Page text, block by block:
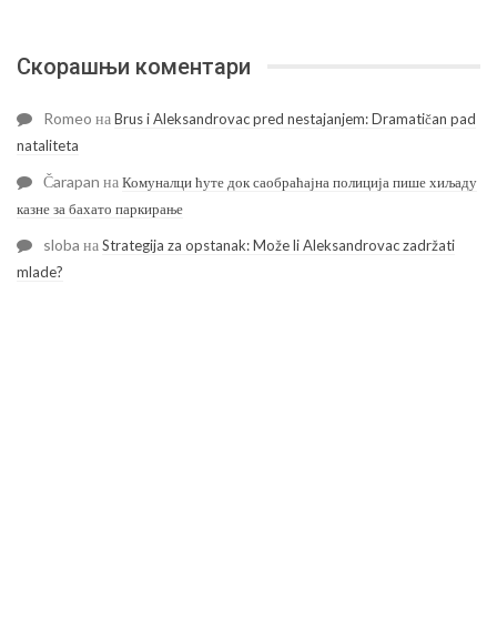
Скорашњи коментари
Romeo наBrus i Aleksandrovac pred nestajanjem: Dramatičan pad
nataliteta
Čarapan наКомуналци ћуте док саобраћајна полиција пише хиљаду
казне за бахато паркирање
sloba наStrategija za opstanak: Može li Aleksandrovac zadržati
mlade?